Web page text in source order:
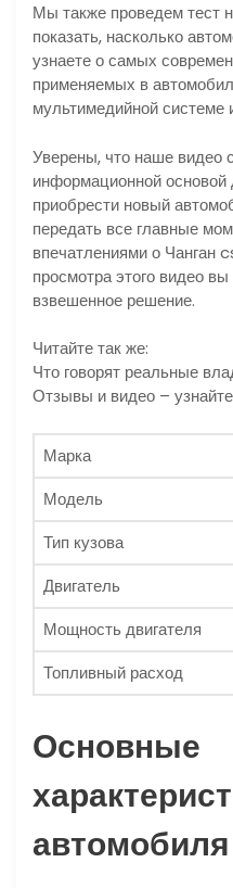
Мы также проведем тест
показать, насколько
узнаете о самых
применяемых в
мультимедийной системе
Уверены, что наше видео
информационной
приобрести новый
передать все главные
впечатлениями о Чанган
просмотра этого видео
взвешенное решение.
Читайте так же:
Что говорят реальные
Отзывы и видео –
Марка
Модель
Тип кузова
Двигатель
Мощность двигателя
Топливный расход
Основные